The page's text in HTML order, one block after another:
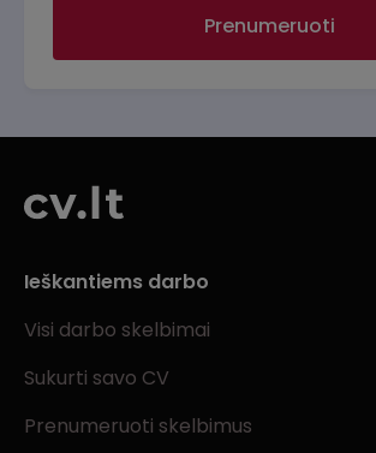
Prenumeruoti
Ieškantiems darbo
Visi darbo skelbimai
Sukurti savo CV
Prenumeruoti skelbimus